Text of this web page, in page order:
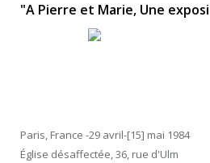
"A Pierre et Marie, Une
Paris, France -29 avril-[15] mai 1984
Église désaffectée, 36, rue d'Ulm